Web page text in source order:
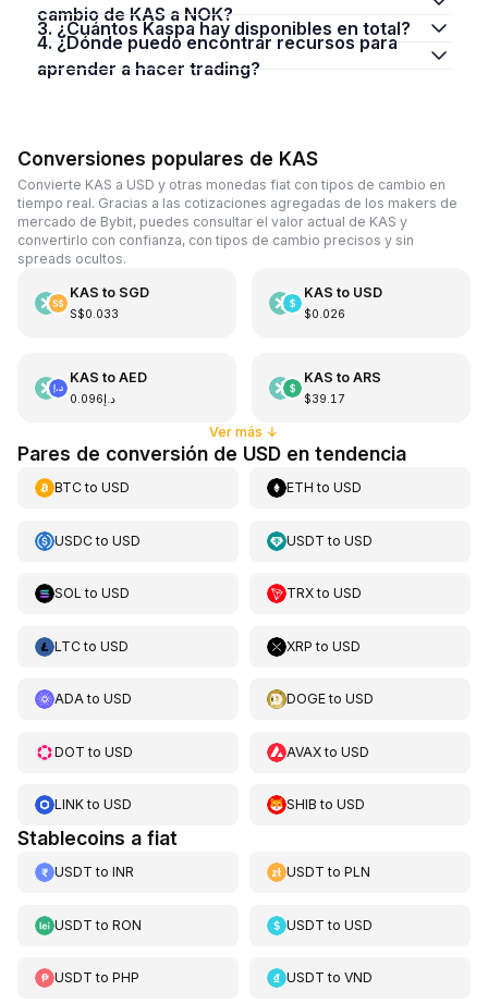
cambio de KAS a NOK?
3. ¿Cuántos Kaspa hay disponibles en total?
4. ¿Dónde puedo encontrar recursos para
aprender a hacer trading?
Conversiones populares de KAS
Convierte KAS a USD y otras monedas fiat con tipos de cambio en
tiempo real. Gracias a las cotizaciones agregadas de los makers de
mercado de Bybit, puedes consultar el valor actual de KAS y
convertirlo con confianza, con tipos de cambio precisos y sin
spreads ocultos.
KAS to SGD
S$0.033
KAS to USD
$0.026
KAS to AED
د.إ0.096
KAS to ARS
$39.17
Ver más ↓
Pares de conversión de USD en tendencia
BTCto USD ETH toUSD
USDCto USD USDT toUSD
SOL to USD TRXtoUSD
LTCto USD XRP toUSD
ADAto USD DOGEtoUSD
DOT to USD AVAXtoUSD
LINKto USD SHIB toUSD
Stablecoins a fiat
USDT to INR USDT toPLN
USDT to RON USDT toUSD
USDT to PHP USDT toVND